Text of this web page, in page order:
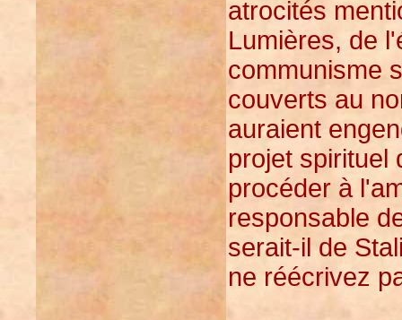
atrocités
Lumières, de
communisme
couverts au
auraient
projet spirituel
procéder à
responsable
serait-il de
ne réécrivez